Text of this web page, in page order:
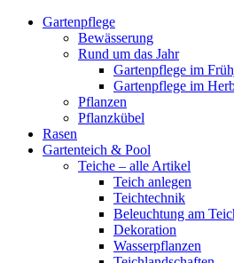
Gartenpflege
Bewässerung
Rund um das Jahr
Gartenpflege im
Gartenpflege im
Pflanzen
Pflanzkübel
Rasen
Gartenteich & Pool
Teiche – alle Artikel
Teich anlegen
Teichtechnik
Beleuchtung am
Dekoration
Wasserpflanzen